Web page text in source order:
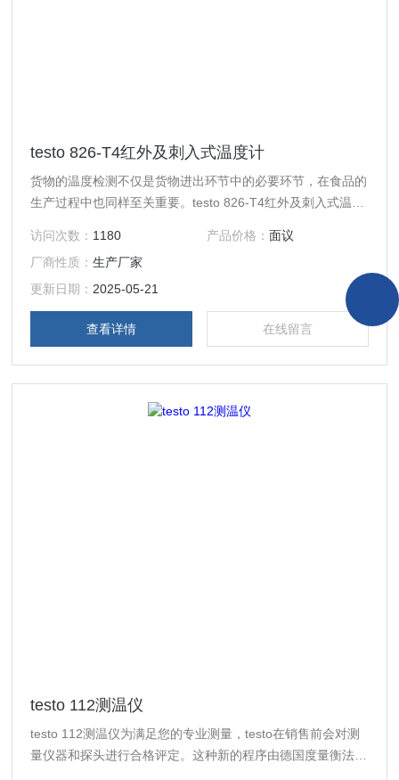
testo 826-T4红外及刺入式温度计
货物的温度检测不仅是货物进出环节中的必要环节，在食品的
生产过程中也同样至关重要。testo 826-T4红外及刺入式温度
HACCP法规的温度监控。
访问次数： 1180 产品价格： 面议
厂商性质：生产厂家
更新日期： 2025-05-21
查看详情 在线留言
testo 112测温仪
testo 112测温仪为满足您的专业测量，testo在销售前会对测
量仪器和探头进行合格评定。这种新的程序由德国度量衡法